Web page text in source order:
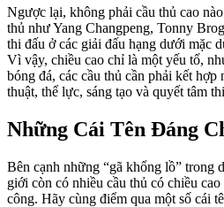
Ngược lại, không phải cầu thủ cao
thủ như Yang Changpeng, Tonny
thi đấu ở các giải đấu hạng dưới mặc
Vì vậy, chiều cao chỉ là một yếu tố,
bóng đá, các cầu thủ cần phải kết
thuật, thể lực, sáng tạo và quyết tâm
Những Cái Tên Đáng
Bên cạnh những “gã khổng lồ” trong
giới còn có nhiều cầu thủ có chiều
công. Hãy cùng điểm qua một số cái